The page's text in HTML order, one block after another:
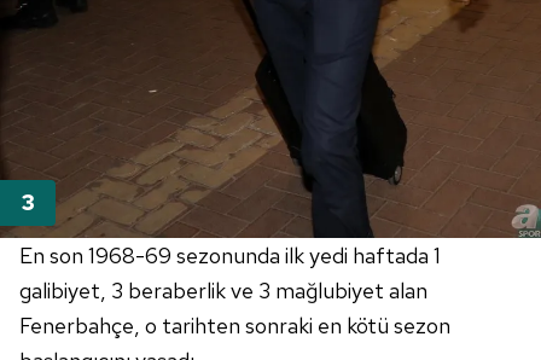
En son 1968-69 sezonunda ilk yedi haftada 1
galibiyet, 3 beraberlik ve 3 mağlubiyet alan
Fenerbahçe, o tarihten sonraki en kötü sezon